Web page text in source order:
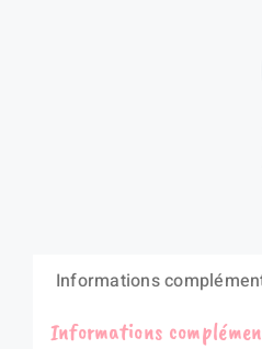
Informations
Informations